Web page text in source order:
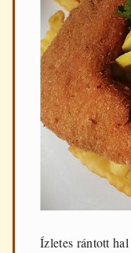
Ízletes rántott